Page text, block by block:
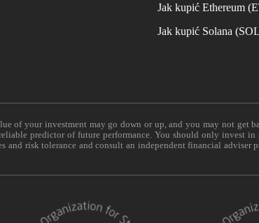
Jak kupić Ethereum
Jak kupić Solana
of your investment may go down or up, and you may not get
predictor of future performance. You should only invest
risk tolerance and consult an independent financial adviser